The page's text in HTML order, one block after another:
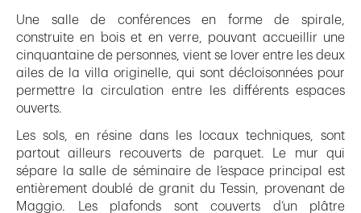
Une salle de conférences en forme de spirale,
construite en bois et en verre, pouvant accueillir une
cinquantaine de personnes, vient se lover entre les deux
ailes de la villa originelle, qui sont décloisonnées pour
permettre la circulation entre les différents espaces
ouverts.
Les sols, en résine dans les locaux techniques, sont
partout ailleurs recouverts de parquet. Le mur qui
sépare la salle de séminaire de l’espace principal est
entièrement doublé de granit du Tessin, provenant de
Maggio. Les plafonds sont couverts d’un plâtre